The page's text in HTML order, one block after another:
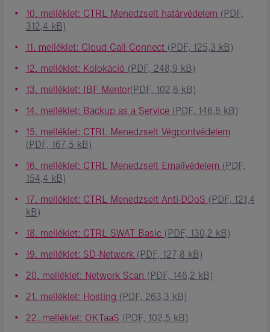
10. melléklet: CTRL Menedzselt határvédelem (PDF,
312,4 kB)
11. melléklet: Cloud Call Connect (PDF, 125,3 kB)
12. melléklet: Kolokáció (PDF, 248,9 kB)
13. melléklet: IBF Mentor(PDF, 102,6 kB)
14. melléklet: Backup as a Service (PDF, 146,8 kB)
15. melléklet: CTRL Menedzselt Végpontvédelem
(PDF, 167,5 kB)
16. melléklet: CTRL Menedzselt Emailvédelem (PDF,
154,4 kB)
17. melléklet: CTRL Menedzselt Anti-DDoS (PDF, 121,4
kB)
18. melléklet: CTRL SWAT Basic (PDF, 130,2 kB)
19. melléklet: SD-Network (PDF, 127,8 kB)
20. melléklet: Network Scan (PDF, 146,2 kB)
21. melléklet: Hosting (PDF, 263,3 kB)
22. melléklet: OKTaaS (PDF, 102,5 kB)